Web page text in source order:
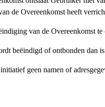
de Overeenkomst heeft
van de Overeenkomst
beëindigd of ontbonden dan
geen namen of